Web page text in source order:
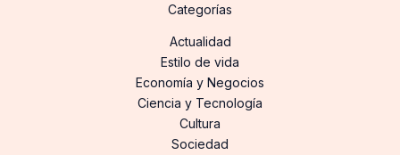
Categorías
Actualidad
Estilo de vida
Economía y Negocios
Ciencia y Tecnología
Cultura
Sociedad